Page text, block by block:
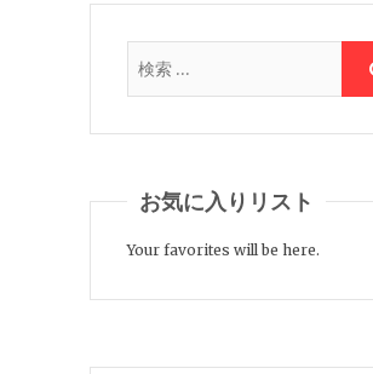
お気に入りリスト
Your favorites will be here.